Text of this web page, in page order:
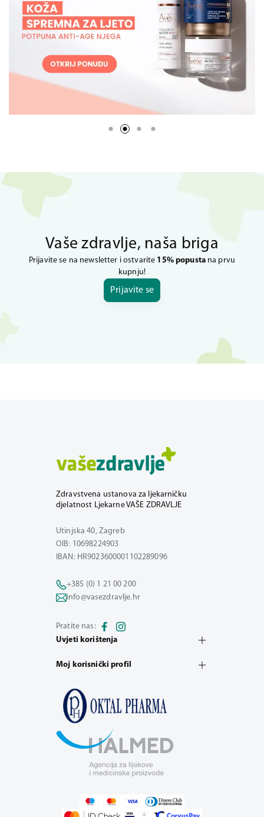
Vaše zdravlje, naša briga
Prijavite se na newsletter i ostvarite 15% popustana prvu
kupnju!
Prijavite se
Zdravstvena ustanova za ljekarničku
djelatnost Ljekarne VAŠE ZDRAVLJE
Utinjska 40, Zagreb
OIB: 10698224903
IBAN: HR9023600001102289096
+385 (0) 1 21 00 200
info@vasezdravlje.hr
Pratite nas:
Uvjeti korištenja
Moj korisnički profil